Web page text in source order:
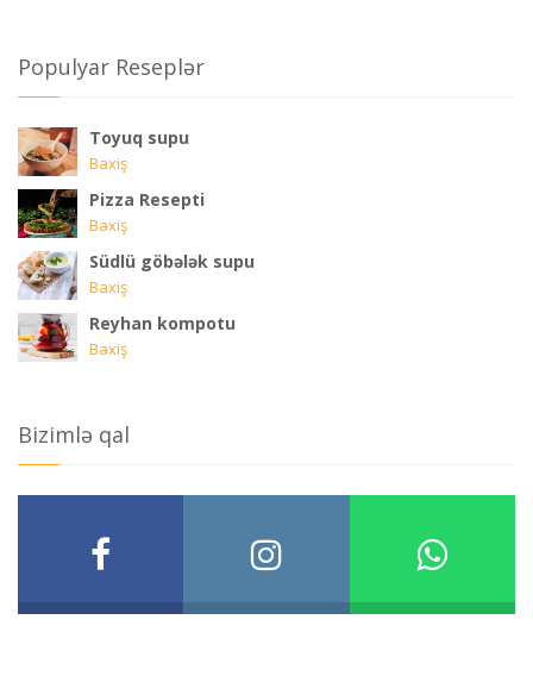
Populyar Reseplər
Toyuq supu
Baxiş
Pizza Resepti
Baxiş
Südlü göbələk supu
Baxiş
Reyhan kompotu
Baxiş
Bizimlə qal